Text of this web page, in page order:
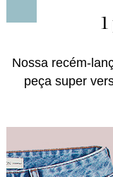
Nossa recém-
peça super